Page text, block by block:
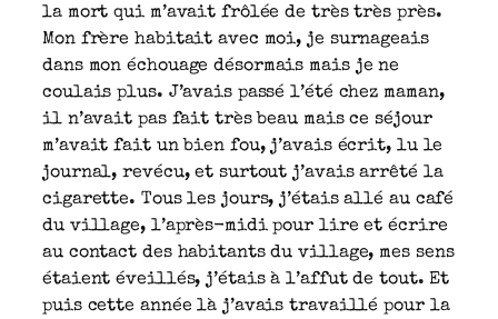
la mort qui m’avait frôlée de très très près.
Mon frère habitait avec moi, je surnageais
dans mon échouage désormais mais je ne
coulais plus. J’avais passé l’été chez maman,
il n’avait pas fait très beau mais ce séjour
m’avait fait un bien fou, j’avais écrit, lu le
journal, revécu, et surtout j’avais arrêté la
cigarette. Tous les jours, j’étais allé au café
du village, l’après-midi pour lire et écrire
au contact des habitants du village, mes sens
étaient éveillés, j’étais à l’affut de tout. Et
puis cette année là j’avais travaillé pour la